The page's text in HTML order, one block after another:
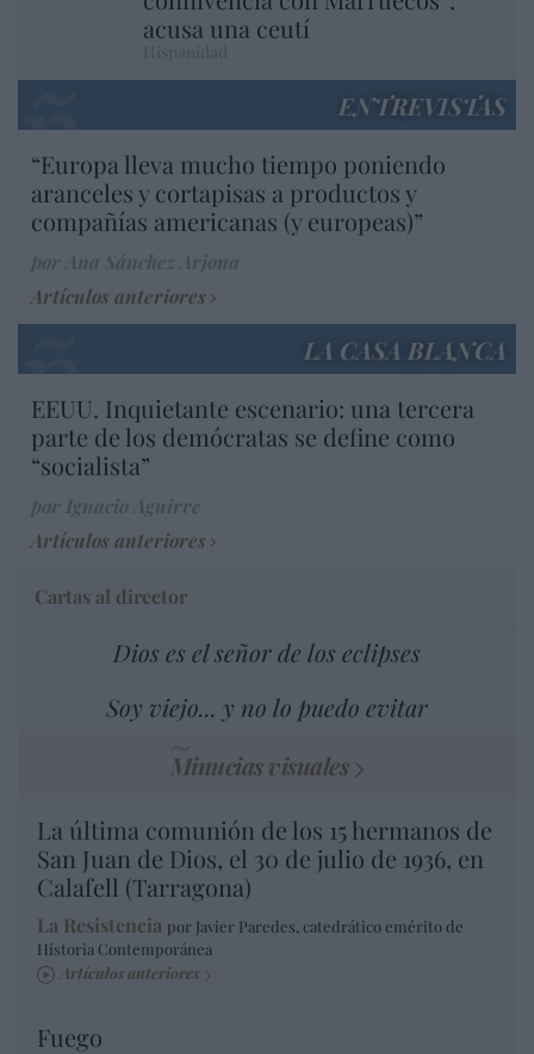
acusa una ceutí
ENTREVISTAS
“Europa lleva mucho tiempo poniendo
aranceles y cortapisas a productos y
compañías americanas (y europeas)”
Artículos anteriores
LA CASA BLANCA
EEUU. Inquietante escenario: una tercera
parte de los demócratas se define como
“socialista”
Artículos anteriores
Cartas al director
Dios es el señor de los eclipses
Soy viejo... y no lo puedo evitar
Minucias visuales
La última comunión de los 15 hermanos de
San Juan de Dios, el 30 de julio de 1936, en
Calafell (Tarragona)
La Resistencia por Javier Paredes, catedrático emérito de
Historia Contemporánea
Artículos anteriores
Fuego